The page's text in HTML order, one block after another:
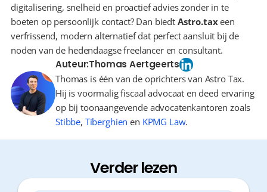
digitalisering, snelheid en proactief advies zonder in te
boeten op persoonlijk contact? Dan biedt Astro.tax een
verfrissend, modern alternatief dat perfect aansluit bij de
noden van de hedendaagse freelancer en consultant.
Auteur:Thomas Aertgeerts
Thomas is één van de oprichters van Astro Tax.
Hij is voormalig fiscaal advocaat en deed ervaring
op bij toonaangevende advocatenkantoren zoals
Stibbe, Tiberghien en KPMG Law.
Verder lezen